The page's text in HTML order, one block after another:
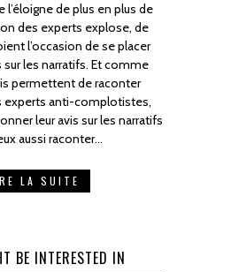
de plus en plus de
des experts explose, de
l’occasion de se placer
sur les narratifs. Et comme
permettent de raconter
experts anti-complotistes,
leur avis sur les narratifs
aussi raconter…
LA SUITE
BE INTERESTED IN